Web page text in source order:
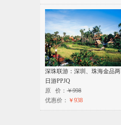
深珠联游：深圳、珠海金品两
日游PPJQ
原 价： ￥998
优惠价： ￥938